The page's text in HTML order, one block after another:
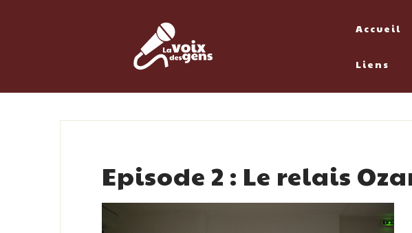
Accueil
Liens
Episode 2 : Le relais